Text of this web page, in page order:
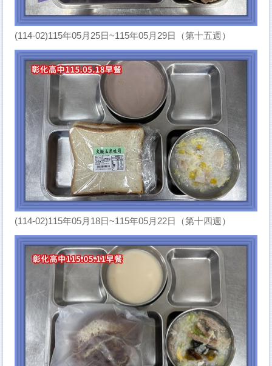
(114-02)115年05月25日~115年05月29日（第十五週）
(114-02)115年05月18日~115年05月22日（第十四週）